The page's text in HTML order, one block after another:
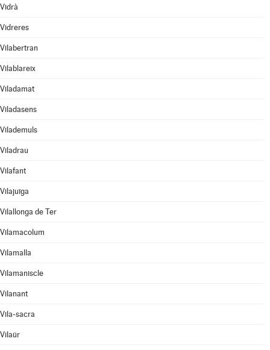
Vidrà
Vidreres
Vilabertran
Vilablareix
Viladamat
Viladasens
Vilademuls
Viladrau
Vilafant
Vilajuïga
Vilallonga de Ter
Vilamacolum
Vilamalla
Vilamaniscle
Vilanant
Vila-sacra
Vilaür